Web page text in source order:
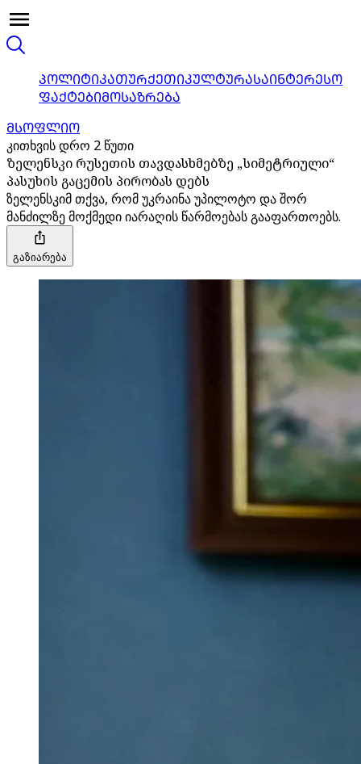
ᲞᲝᲚᲘᲢᲘᲙᲐᲗᲣᲠᲥᲔᲗᲘᲙᲣᲚᲢᲣᲠᲐᲡᲐᲘᲜᲢᲔᲠᲔᲡᲝ
ᲤᲐᲥᲢᲔᲑᲘᲛᲝᲡᲐᲖᲠᲔᲑᲐ
ᲛᲡᲝᲤᲚᲘᲝ
კითხვის დრო 2 წუთი
ზელენსკი რუსეთის თავდასხმებზე „სიმეტრიული“
პასუხის გაცემის პირობას დებს
ზელენსკიმ თქვა, რომ უკრაინა უპილოტო და შორ
მანძილზე მოქმედი იარაღის წარმოებას გააფართოებს.
გაზიარება